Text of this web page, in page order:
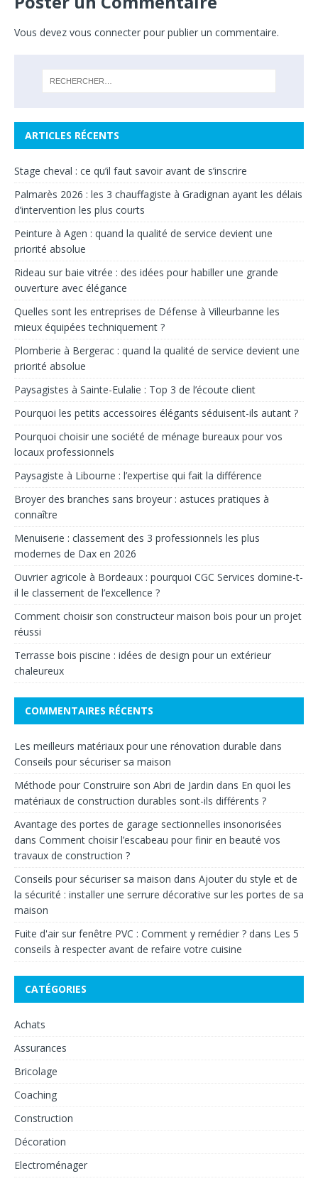
Vous devez vous connecter pour publier un commentaire.
ARTICLES RÉCENTS
Stage cheval : ce qu’il faut savoir avant de s’inscrire
Palmarès 2026 : les 3 chauffagiste à Gradignan ayant les délais
d’intervention les plus courts
Peinture à Agen : quand la qualité de service devient une
priorité absolue
Rideau sur baie vitrée : des idées pour habiller une grande
ouverture avec élégance
Quelles sont les entreprises de Défense à Villeurbanne les
mieux équipées techniquement ?
Plomberie à Bergerac : quand la qualité de service devient une
priorité absolue
Paysagistes à Sainte-Eulalie : Top 3 de l’écoute client
Pourquoi les petits accessoires élégants séduisent-ils autant ?
Pourquoi choisir une société de ménage bureaux pour vos
locaux professionnels
Paysagiste à Libourne : l’expertise qui fait la différence
Broyer des branches sans broyeur : astuces pratiques à
connaître
Menuiserie : classement des 3 professionnels les plus
modernes de Dax en 2026
Ouvrier agricole à Bordeaux : pourquoi CGC Services domine-t-
il le classement de l’excellence ?
Comment choisir son constructeur maison bois pour un projet
réussi
Terrasse bois piscine : idées de design pour un extérieur
chaleureux
COMMENTAIRES RÉCENTS
Les meilleurs matériaux pour une rénovation durable dans
Conseils pour sécuriser sa maison
Méthode pour Construire son Abri de Jardin dans En quoi les
matériaux de construction durables sont-ils différents ?
Avantage des portes de garage sectionnelles insonorisées
dans Comment choisir l’escabeau pour finir en beauté vos
travaux de construction ?
Conseils pour sécuriser sa maison dans Ajouter du style et de
la sécurité : installer une serrure décorative sur les portes de sa
maison
Fuite d'air sur fenêtre PVC : Comment y remédier ? dans Les 5
conseils à respecter avant de refaire votre cuisine
CATÉGORIES
Achats
Assurances
Bricolage
Coaching
Construction
Décoration
Electroménager